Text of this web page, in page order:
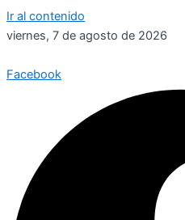
Ir al contenido
viernes, 7 de agosto de 2026
Facebook